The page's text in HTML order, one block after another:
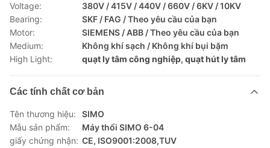
Voltage:
380V / 415V / 440V / 660V / 6KV / 10KV
Bearing:
SKF / FAG / Theo yêu cầu của bạn
Motor:
SIEMENS / ABB / Theo yêu cầu của bạn
Medium:
Không khí sạch / Không khí bụi bặm
High Light:
quạt ly tâm công nghiệp, quạt hút ly tâm
Các tính chất cơ bản
Tên thương hiệu:
SIMO
Mẫu sản phẩm:
Máy thổi SIMO 6-04
giấy chứng nhận: CE, ISO9001:2008,TUV